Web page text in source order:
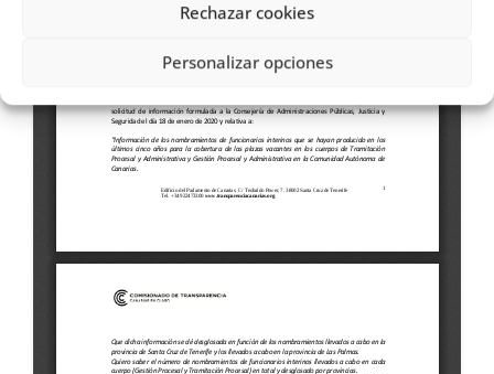
Rechazar cookies
Personalizar opciones